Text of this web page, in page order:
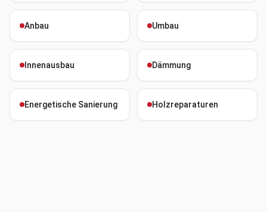
Anbau Umbau
Innenausbau Dämmung
Energetische Sanierung Holzreparaturen